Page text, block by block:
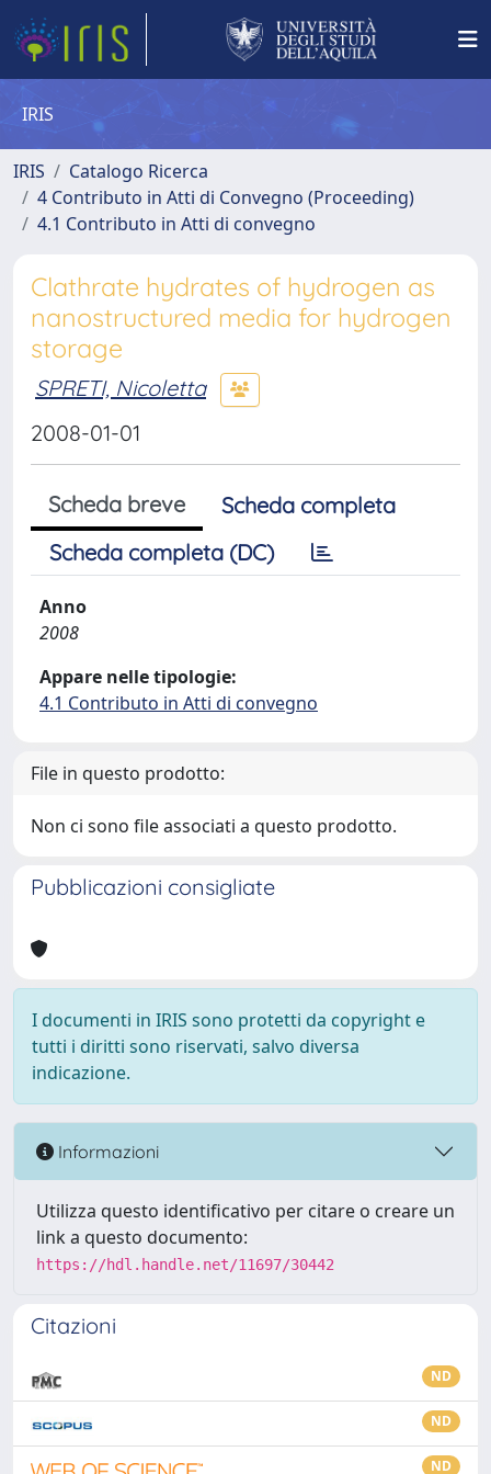
IRIS
IRIS
Catalogo Ricerca
4 Contributo in Atti di Convegno (Proceeding)
4.1 Contributo in Atti di convegno
Clathrate hydrates of hydrogen as
nanostructured media for hydrogen
storage
SPRETI, Nicoletta
2008-01-01
Scheda breve
Scheda completa
Scheda completa (DC)
Anno
2008
Appare nelle tipologie:
4.1 Contributo in Atti di convegno
File in questo prodotto:
Non ci sono file associati a questo prodotto.
Pubblicazioni consigliate
I documenti in IRIS sono protetti da copyright e
tutti i diritti sono riservati, salvo diversa
indicazione.
Informazioni
Utilizza questo identificativo per citare o creare un
link a questo documento:
https://hdl.handle.net/11697/30442
Citazioni
ND
ND
ND